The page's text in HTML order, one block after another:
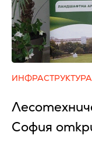
ИНФРАСТРУКТУРА
София